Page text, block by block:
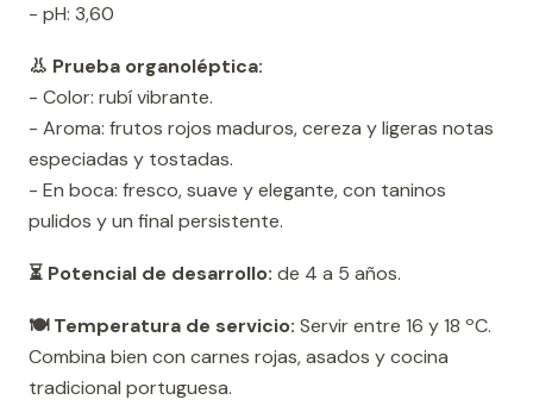
- pH: 3,60
👃 Prueba organoléptica:
- Color: rubí vibrante.
- Aroma: frutos rojos maduros, cereza y ligeras notas
especiadas y tostadas.
- En boca: fresco, suave y elegante, con taninos
pulidos y un final persistente.
⏳ Potencial de desarrollo: de 4 a 5 años.
🍽️ Temperatura de servicio: Servir entre 16 y 18 ºC.
Combina bien con carnes rojas, asados ​​y cocina
tradicional portuguesa.